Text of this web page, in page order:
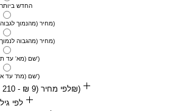
החדש ביותר
מחיר (מהנמוך לגבוה)
מחיר (מהגבוה לנמוך)
שם (מא' עד ת')
שם (מת' עד א')
לפי מחיר (‏9 ‏₪ - ‏210 ‏₪)
‏210 ‏₪
לפי גיל